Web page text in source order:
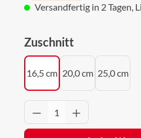
Versandfertig in 2 Tagen,
Zuschnitt
16,5 cm 20,0 cm 25,0 cm
Produkt Anzahl: